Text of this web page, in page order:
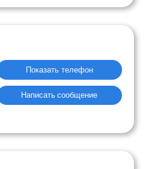
Показать телефон
Написать сообщение